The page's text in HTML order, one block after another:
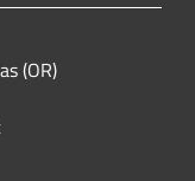
(OR)